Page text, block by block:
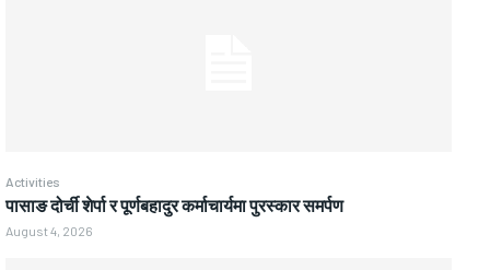
Activities
पासाङ दोर्ची शेर्पा र पूर्णबहादुर कर्माचार्यमा पुरस्कार समर्पण
August 4, 2026